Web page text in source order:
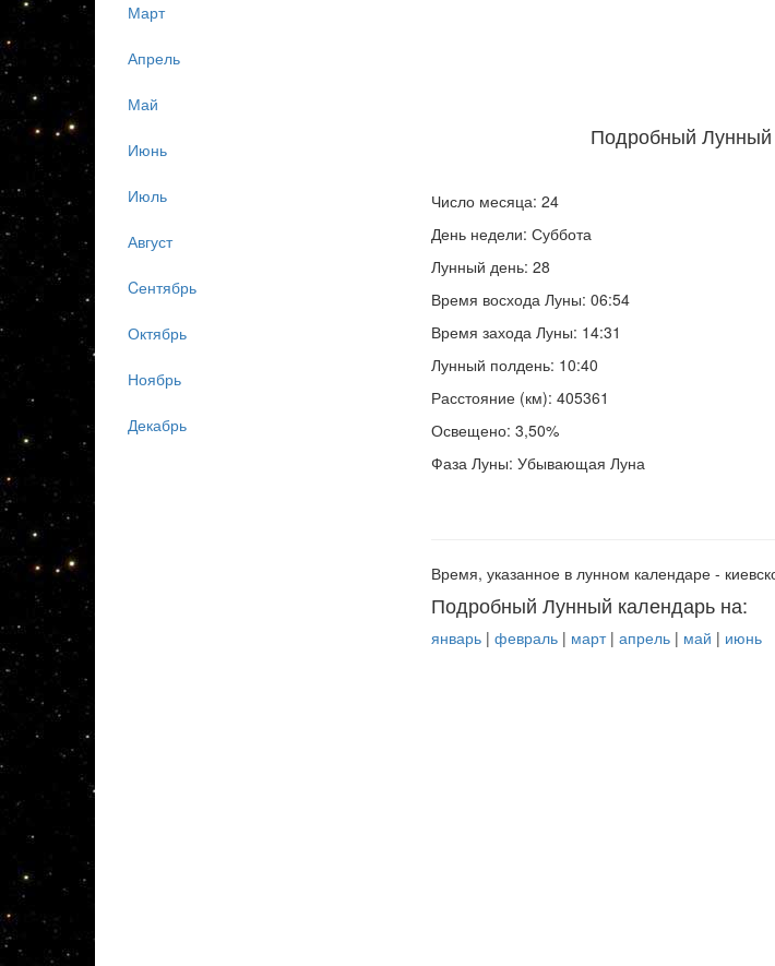
Подробный Лунный
Число месяца: 24
День недели: Суббота
Лунный день: 28
Время восхода Луны: 06:54
Время захода Луны: 14:31
Лунный полдень: 10:40
Расстояние (км): 405361
Освещено: 3,50%
Фаза Луны: Убывающая Луна
Время, указанное в лунном календаре -
Подробный Лунный календарь на:
январь| февраль| март| апрель| май | июнь
Март
Апрель
Май
Июнь
Июль
Август
Cентябрь
Октябрь
Ноябрь
Декабрь